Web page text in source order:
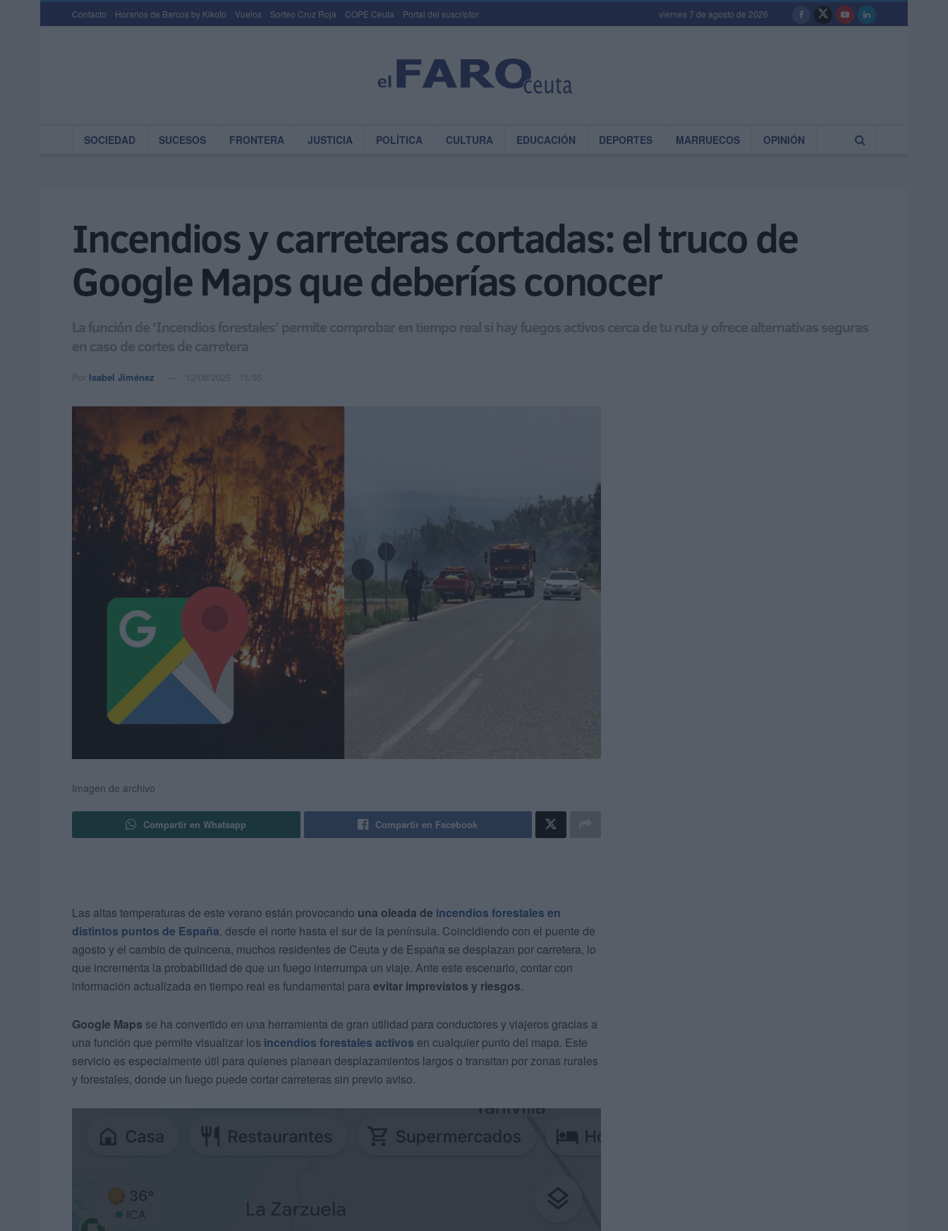
Contacto Horarios de Barcos by Kikoto Vuelos Sorteo Cruz Roja COPE Ceuta Portal del suscriptor viernes 7 de agosto de 2026
SOCIEDAD SUCESOS FRONTERA JUSTICIA POLÍTICA CULTURA EDUCACIÓN DEPORTES MARRUECOS OPINIÓN
Incendios y carreteras cortadas: el truco de
Google Maps que deberías conocer
La función de ‘Incendios forestales’ permite comprobar en tiempo real si hay fuegos activos cerca de tu ruta y ofrece alternativas seguras
en caso de cortes de carretera
Por Isabel Jiménez 12/08/2025 - 15:55
Imagen de archivo
Compartir en Whatsapp Compartir en Facebook
Las altas temperaturas de este verano están provocando una oleada de incendios forestales en
distintos puntos de España, desde el norte hasta el sur de la península. Coincidiendo con el puente de
agosto y el cambio de quincena, muchos residentes de Ceuta y de España se desplazan por carretera, lo
que incrementa la probabilidad de que un fuego interrumpa un viaje. Ante este escenario, contar con
información actualizada en tiempo real es fundamental para evitar imprevistos y riesgos.
Google Maps se ha convertido en una herramienta de gran utilidad para conductores y viajeros gracias a
una función que permite visualizar los incendios forestales activos en cualquier punto del mapa. Este
servicio es especialmente útil para quienes planean desplazamientos largos o transitan por zonas rurales
y forestales, donde un fuego puede cortar carreteras sin previo aviso.